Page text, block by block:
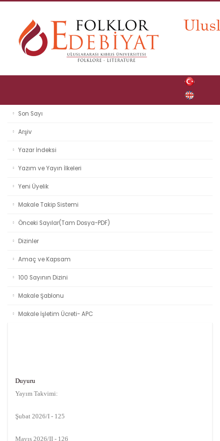
Son Sayı
Arşiv
Yazar İndeksi
Yazım ve Yayın İlkeleri
Yeni Üyelik
Makale Takip Sistemi
Önceki Sayılar(Tam Dosya-PDF)
Dizinler
Amaç ve Kapsam
100 Sayının Dizini
Makale Şablonu
Makale İşletim Ücreti- APC
Duyuru
Yayım Takvimi:
Şubat 2026/I - 125
Mayıs 2026/II - 126